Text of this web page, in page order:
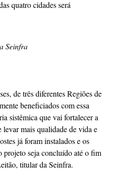
quatro cidades será
Seinfra
de três diferentes Regiões de
beneficiados com essa
sistêmica que vai fortalecer a
mais qualidade de vida e
já foram instalados e os
projeto seja concluído até o fim
titular da Seinfra.